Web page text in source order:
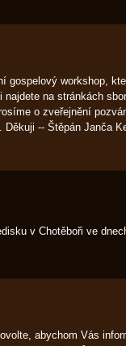
gospelový workshop,
na stránkách
o zveřejnění
-- Štěpán Janča
v Chotěboři ve
abychom Vás